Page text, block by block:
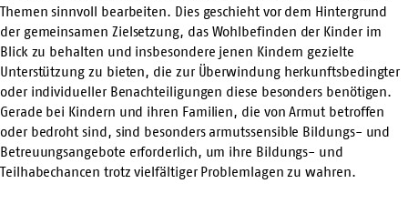
Themen sinnvoll bearbeiten. Dies geschieht vor dem Hintergrund
der gemeinsamen Zielsetzung, das Wohlbefinden der Kinder im
Blick zu behalten und insbesondere jenen Kindern gezielte
Unterstützung zu bieten, die zur Überwindung herkunftsbedingter
oder individueller Benachteiligungen diese besonders benötigen.
Gerade bei Kindern und ihren Familien, die von Armut betroffen
oder bedroht sind, sind besonders armutssensible Bildungs- und
Betreuungsangebote erforderlich, um ihre Bildungs- und
Teilhabechancen trotz vielfältiger Problemlagen zu wahren.